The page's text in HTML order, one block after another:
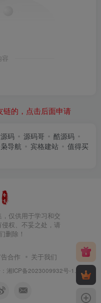
容
的，点击后面申请
码 源码哥
酷源码
导航 宾格建站
值得买
仅供用于学习和交
权、不妥之处，请
删除！
告合作 关于我们
湘ICP备2023009932号-1